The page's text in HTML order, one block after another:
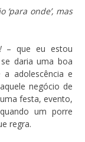
‘para onde’, mas
– que eu estou
daria uma boa
a adolescência e
negócio de
festa, evento,
um porre
regra.